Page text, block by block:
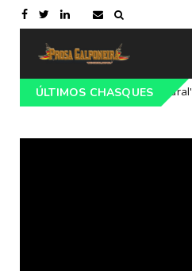
ÚLTIMOS CHASQUES
será nomeado 'adido cultural' do RS